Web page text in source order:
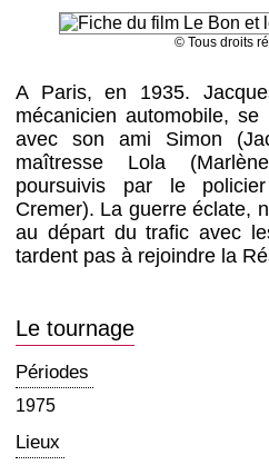
© Tous droits
A Paris, en 1935.
mécanicien automobile,
avec son ami Simon
maîtresse Lola
poursuivis par le
Cremer). La guerre éclate,
au départ du trafic avec
tardent pas à rejoindre la
Le tournage
Périodes
1975
Lieux